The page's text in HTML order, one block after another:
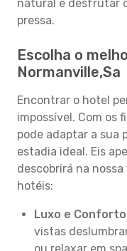
natural e desfrutar
pressa.
Escolha o
Normanville,Sa
Encontrar o hotel
impossível. Com os
pode adaptar a sua
estadia ideal. Eis
descobrirá na
hotéis:
Luxo e
vistas